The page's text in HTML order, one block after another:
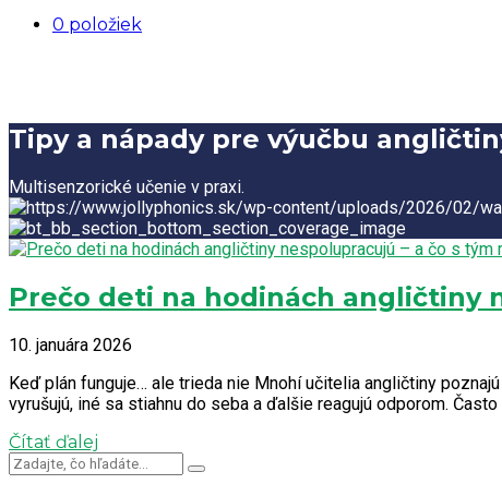
0 položiek
Tipy a nápady pre výučbu
Multisenzorické učenie v praxi.
Prečo deti na hodinách angličtiny
10. januára 2026
Keď plán funguje… ale trieda nie Mnohí učitelia angličtiny
vyrušujú, iné sa stiahnu do seba a ďalšie reagujú odporom.
Čítať ďalej